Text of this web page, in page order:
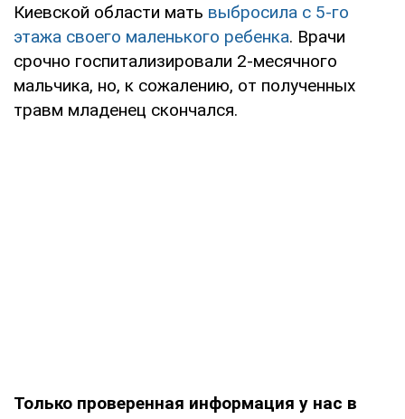
Киевской области мать выбросила с 5-го
этажа своего маленького ребенка. Врачи
срочно госпитализировали 2-месячного
мальчика, но, к сожалению, от полученных
травм младенец скончался.
Только проверенная информация у нас в